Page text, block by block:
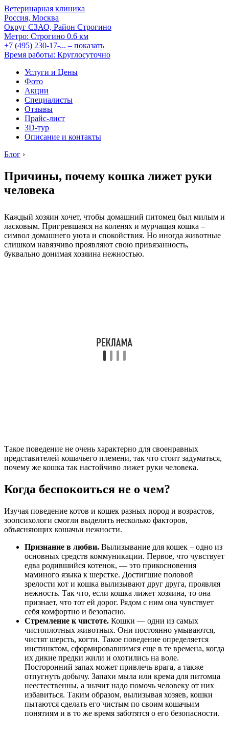
Ветеринарная клиника
Россия, Москва
Округ СЗАО, Район Строгино
Метро: Строгино 0.6 км
+7 (495) 230-17-... – показать
Время работы: Круглосуточно
Услуги и Цены
Фото
Акции
Специалисты
Отзывы
Прайс-лист
3D-тур
Описание и контакты
Блог ›
Причины, почему кошка лижет руки
человека
Каждый хозяин хочет, чтобы домашний питомец был милым и
ласковым. Пригревшаяся на коленях и мурчащая кошка –
символ домашнего уюта и спокойствия. Но иногда животные
слишком навязчиво проявляют свою привязанность,
буквально донимая хозяина нежностью.
Такое поведение не очень характерно для своенравных
представителей кошачьего племени, так что стоит задуматься,
почему же кошка так настойчиво лижет руки человека.
Когда беспокоиться не о чем?
Изучая поведение котов и кошек разных пород и возрастов,
зоопсихологи смогли выделить несколько факторов,
объясняющих кошачьи нежности.
Признание в любви. Вылизывание для кошек – одно из
основных средств коммуникации. Первое, что чувствует
едва родившийся котенок, — это прикосновения
маминого языка к шерстке. Достигшие половой
зрелости кот и кошка вылизывают друг друга, проявляя
нежность. Так что, если кошка лижет хозяина, то она
признает, что тот ей дорог. Рядом с ним она чувствует
себя комфортно и безопасно.
Стремление к чистоте. Кошки — одни из самых
чистоплотных животных. Они постоянно умываются,
чистят шерсть, когти. Такое поведение определяется
инстинктом, сформировавшимся еще в те времена, когда
их дикие предки жили и охотились на воле.
Посторонний запах может привлечь врага, а также
отпугнуть добычу. Запахи мыла или крема для питомца
неестественны, а значит надо помочь человеку от них
избавиться. Таким образом, вылизывая хозяев, кошки
пытаются сделать его чистым по своим кошачьим
понятиям и в то же время заботятся о его безопасности.